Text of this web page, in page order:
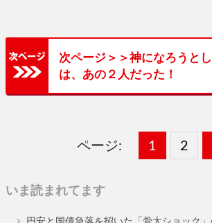
次ページ＞＞神になろうと
は、あの２人だった！
ページ:
固
1 ,
固
2
いま読まれてます